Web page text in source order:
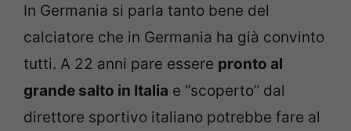
In Germania si parla tanto bene del
calciatore che in Germania ha già convinto
tutti. A 22 anni pare essere pronto al
grande salto in Italia e “scoperto” dal
direttore sportivo italiano potrebbe fare al